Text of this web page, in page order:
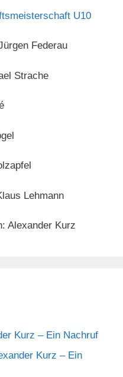
U10
Federau
Strache
Lehmann
Alexander Kurz
Kurz – Ein Nachruf
Kurz – Ein